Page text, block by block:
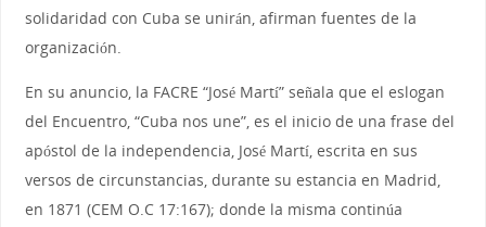
solidaridad con Cuba se unirán, afirman fuentes de la
organización.
En su anuncio, la FACRE “José Martí” señala que el eslogan
del Encuentro, “Cuba nos une”, es el inicio de una frase del
apóstol de la independencia, José Martí, escrita en sus
versos de circunstancias, durante su estancia en Madrid,
en 1871 (CEM O.C 17:167); donde la misma continúa